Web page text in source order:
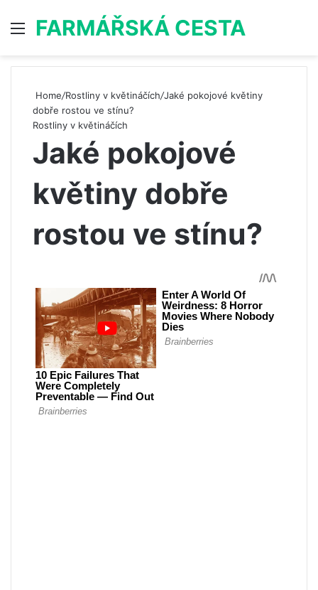
Menu
FARMÁŘSKÁ CESTA
Home/Rostliny v květináčích/Jaké pokojové květiny
dobře rostou ve stínu?
Rostliny v květináčích
Jaké pokojové
květiny dobře
rostou ve stínu?